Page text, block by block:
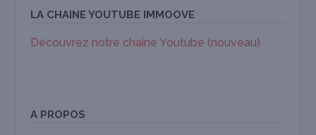
LA CHAINE YOUTUBE IMMOOVE
Découvrez notre chaîne Youtube (nouveau)
A PROPOS